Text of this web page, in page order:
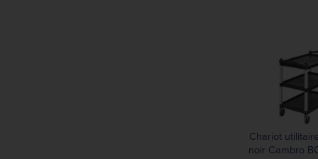
Chariot
noir Cambro